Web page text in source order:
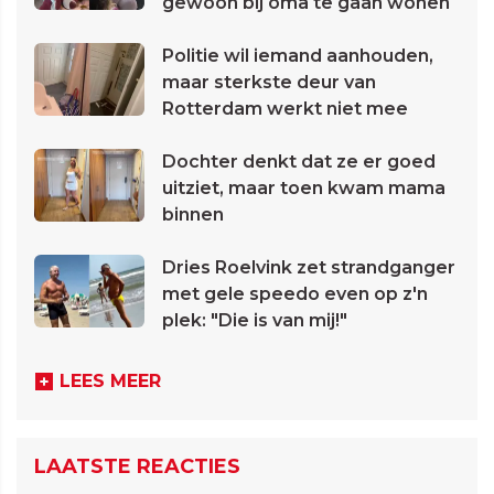
Politie wil iemand aanhouden,
maar sterkste deur van
Rotterdam werkt niet mee
Dochter denkt dat ze er goed
uitziet, maar toen kwam mama
binnen
Dries Roelvink zet strandganger
met gele speedo even op z'n
plek: "Die is van mij!"
LEES MEER
LAATSTE REACTIES